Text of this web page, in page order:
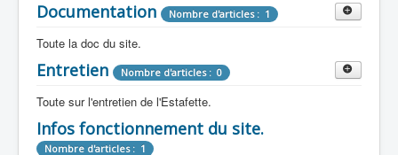
Documentation Nombre d'articles : 1
Toute la doc du site.
Revue de Presse Nombre d'articles : 9
Tous les articles que l'on a vu sur l'estafette !
Camping Car Nombre d'articles : 3
Entretien Nombre d'articles : 0
Toute sur l'entretien de l'Estafette.
Mécanique Nombre d'articles : 0
Infos fonctionnement du site.
Nombre d'articles : 1